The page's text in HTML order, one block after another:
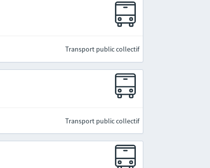
Transport public collectif
Transport public collectif